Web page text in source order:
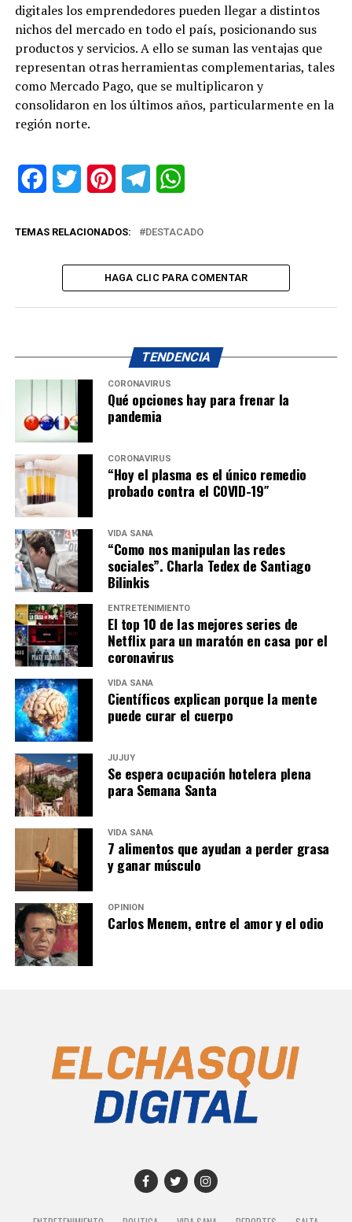
digitales los emprendedores pueden llegar a distintos
nichos del mercado en todo el país, posicionando sus
productos y servicios. A ello se suman las ventajas que
representan otras herramientas complementarias, tales
como Mercado Pago, que se multiplicaron y
consolidaron en los últimos años, particularmente en la
región norte.
FacebookTwitter PinterestTelegram
TEMAS RELACIONADOS: DESTACADO
HAGA CLIC PARA COMENTAR
TENDENCIA
CORONAVIRUS
Qué opciones hay para frenar la
pandemia
CORONAVIRUS
“Hoy el plasma es el único remedio
probado contra el COVID-19″
VIDA SANA
“Como nos manipulan las redes
sociales”. Charla Tedex de Santiago
Bilinkis
ENTRETENIMIENTO
El top 10 de las mejores series de
Netflix para un maratón en casa por el
coronavirus
VIDA SANA
Científicos explican porque la mente
puede curar el cuerpo
JUJUY
Se espera ocupación hotelera plena
para Semana Santa
VIDA SANA
7 alimentos que ayudan a perder grasa
y ganar músculo
OPINIÓN
Carlos Menem, entre el amor y el odio